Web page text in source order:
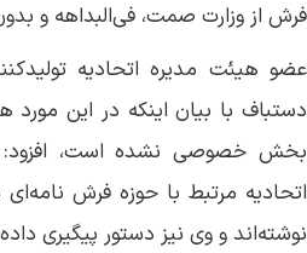
فرش از وزارت صمت، فی‌البداهه و
عضو هیئت مدیره اتحادیه
دستباف با بیان اینکه در این
بخش خصوصی نشده است، افزود:
اتحادیه مرتبط با حوزه فرش
نوشته‌اند و وی نیز دستور پیگیری